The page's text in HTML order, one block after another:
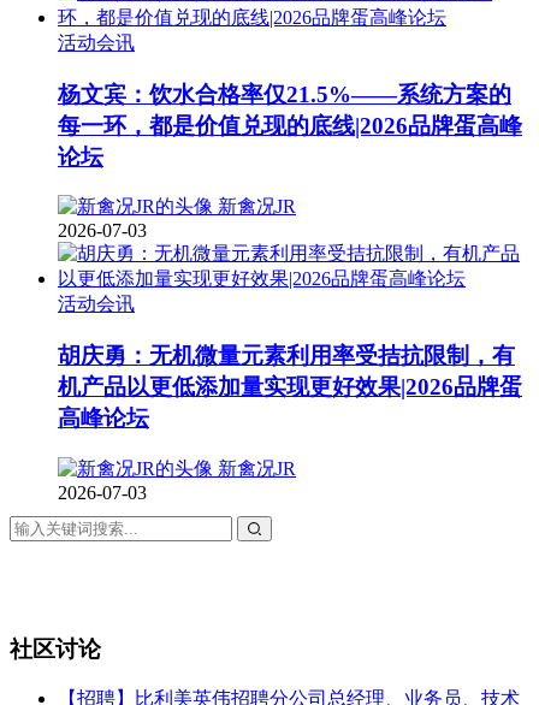
活动会讯
杨文宾：饮水合格率仅21.5%——系统方案的
每一环，都是价值兑现的底线|2026品牌蛋高峰
论坛
新禽况JR
2026-07-03
活动会讯
胡庆勇：无机微量元素利用率受拮抗限制，有
机产品以更低添加量实现更好效果|2026品牌蛋
高峰论坛
新禽况JR
2026-07-03
社区讨论
【招聘】比利美英伟招聘分公司总经理、业务员、技术